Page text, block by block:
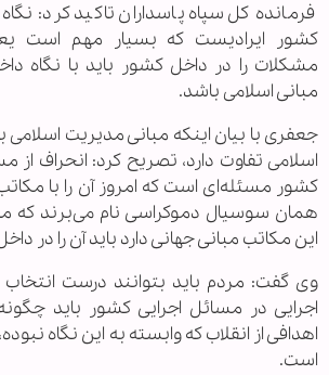
فرمانده کل سپاه پاسداران تاکید کرد:
کشور ایرادیست که بسیار مهم است
مشکلات را در داخل کشور باید با نگاه
مبانی اسلامی باشد.
جعفری با بیان اینکه مبانی مدیریت اسلامی
اسلامی تفاوت دارد، تصریح کرد: انحراف از
کشور مسئله‌ای است که امروز آن را با
همان سوسیال دموکراسی نام می‌برند که
این مکاتب مبانی جهانی دارد باید آن را در
وی گفت: مردم باید بتوانند درست انتخاب
اجرایی در مسائل اجرایی کشور باید
اهدافی از انقلاب که وابسته به این نگاه
است.